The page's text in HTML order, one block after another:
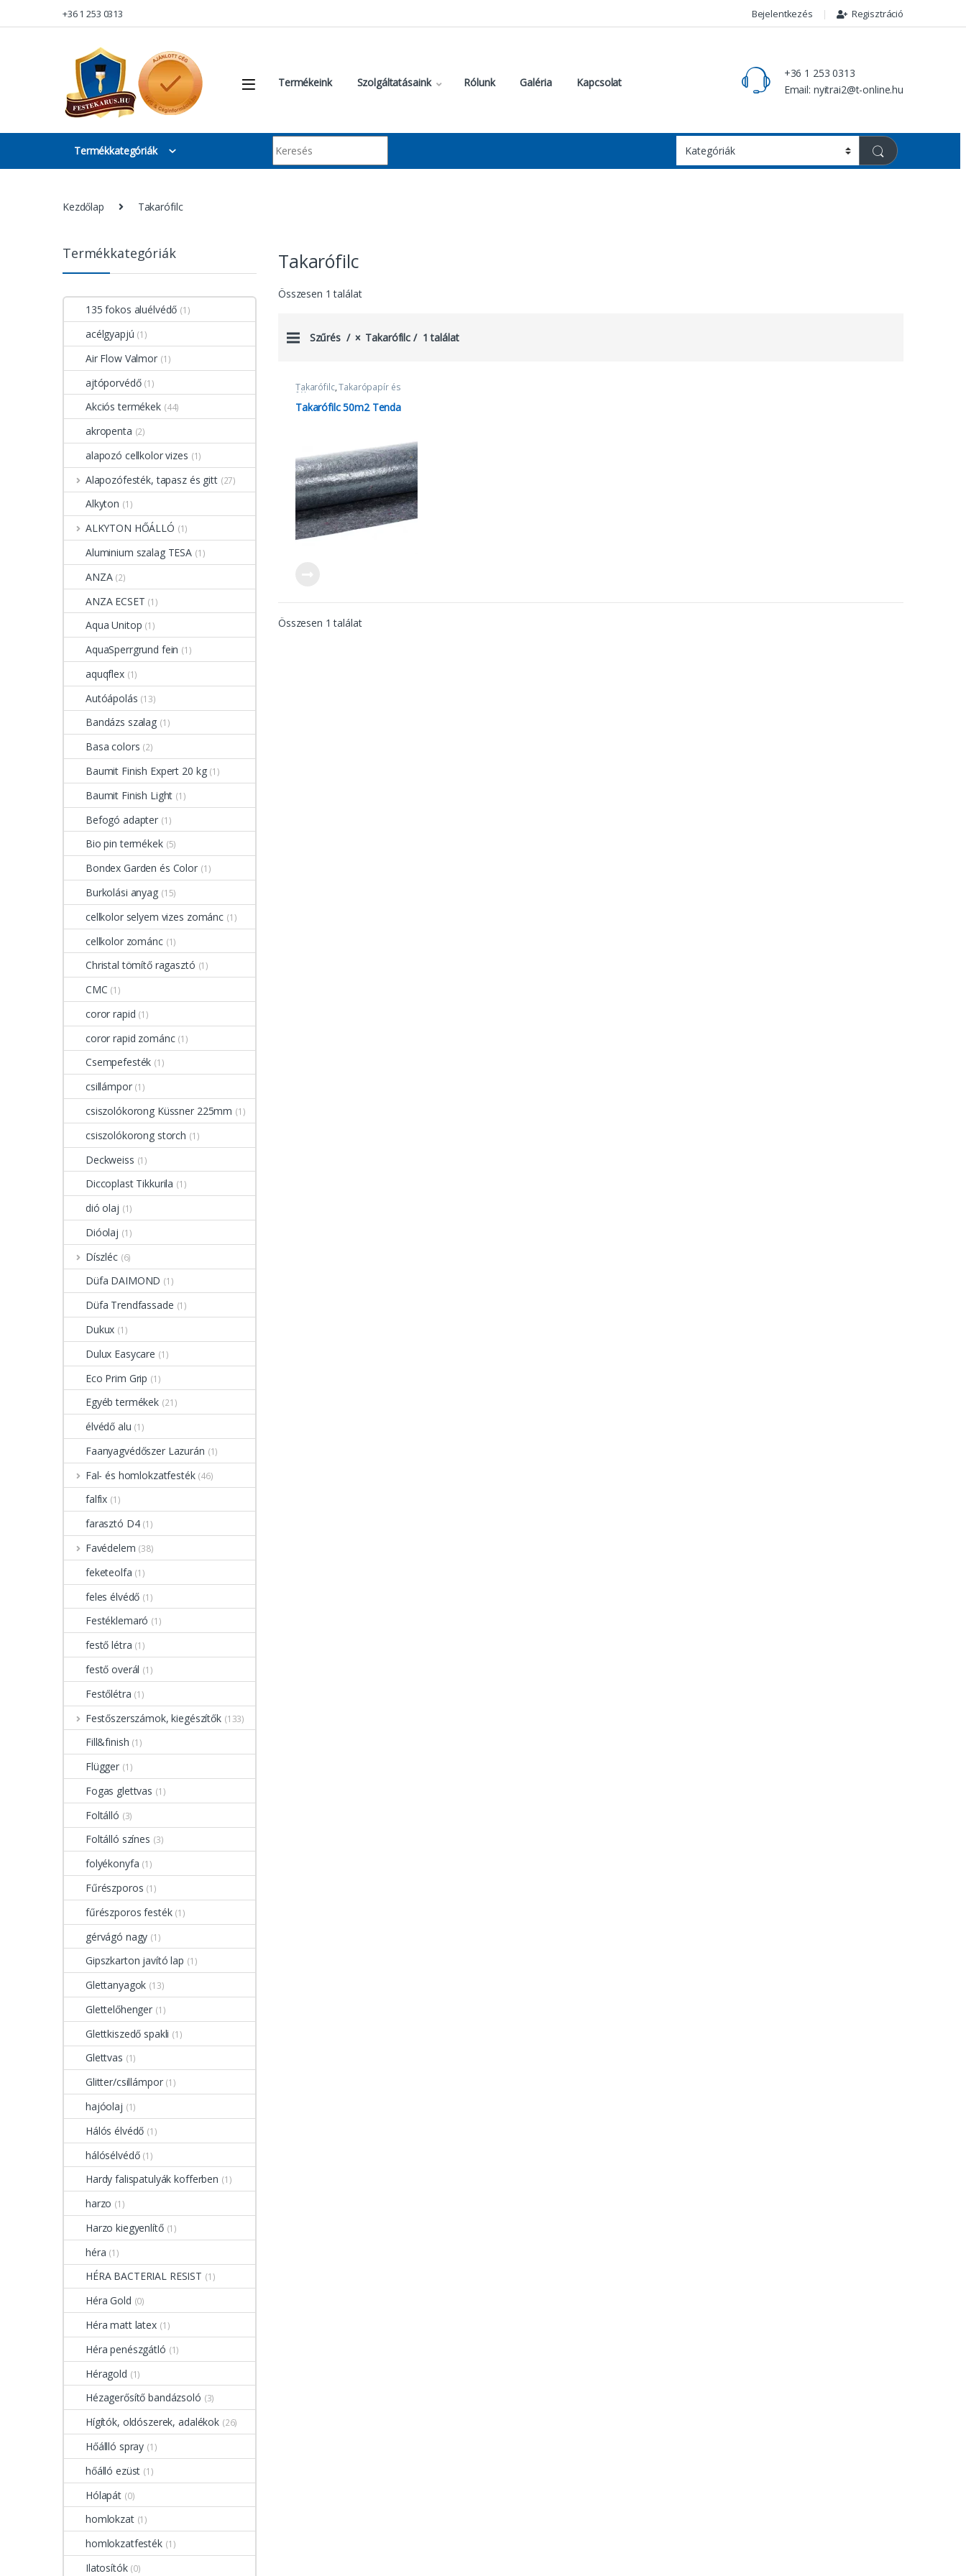
Skip to navigation
Skip to content+36 1 253 0313 Bejelentkezés Regisztráció
Termékeink Szolgáltatásaink Rólunk Galéria Kapcsolat
+36 1 253 0313
Email: nyitrai2@t-online.hu
Termékkategóriák
Kezdőlap Takarófilc
Takarófilc
Összesen 1 találat
Szűrés Takarófilc 1 találat
Takarófilc,Takarópapír és
fólia
Takarófilc 50m2 Tenda
Összesen 1 találat
Termékkategóriák
135 fokos aluélvédő (1)
acélgyapjú (1)
Air Flow Valmor (1)
ajtóporvédő (1)
Akciós termékek (44)
akropenta (2)
alapozó cellkolor vizes (1)
Alapozófesték, tapasz és gitt (27)
Alkyton (1)
ALKYTON HŐÁLLÓ (1)
Aluminium szalag TESA (1)
ANZA (2)
ANZA ECSET (1)
Aqua Unitop (1)
AquaSperrgrund fein (1)
aquqflex (1)
Autóápolás (13)
Bandázs szalag (1)
Basa colors (2)
Baumit Finish Expert 20 kg (1)
Baumit Finish Light (1)
Befogó adapter (1)
Bio pin termékek (5)
Bondex Garden és Color (1)
Burkolási anyag (15)
cellkolor selyem vizes zománc (1)
cellkolor zománc (1)
Christal tömítő ragasztó (1)
CMC (1)
coror rapid (1)
coror rapid zománc (1)
Csempefesték (1)
csillámpor (1)
csiszolókorong Küssner 225mm (1)
csiszolókorong storch (1)
Deckweiss (1)
Diccoplast Tikkurila (1)
dió olaj (1)
Dióolaj (1)
Díszléc (6)
Düfa DAIMOND (1)
Düfa Trendfassade (1)
Dukux (1)
Dulux Easycare (1)
Eco Prim Grip (1)
Egyéb termékek (21)
élvédő alu (1)
Faanyagvédőszer Lazurán (1)
Fal- és homlokzatfesték (46)
falfix (1)
farasztó D4 (1)
Favédelem (38)
feketeolfa (1)
feles élvédő (1)
Festéklemaró (1)
festő létra (1)
festő overál (1)
Festőlétra (1)
Festőszerszámok, kiegészítők (133)
Fill&finish (1)
Flügger (1)
Fogas glettvas (1)
Foltálló (3)
Foltálló színes (3)
folyékonyfa (1)
Fűrészporos (1)
fűrészporos festék (1)
gérvágó nagy (1)
Gipszkarton javító lap (1)
Glettanyagok (13)
Glettelőhenger (1)
Glettkiszedő spakli (1)
Glettvas (1)
Glitter/csillámpor (1)
hajóolaj (1)
Hálós élvédő (1)
hálósélvédő (1)
Hardy falispatulyák kofferben (1)
harzo (1)
Harzo kiegyenlítő (1)
héra (1)
HÉRA BACTERIAL RESIST (1)
Héra Gold (0)
Héra matt latex (1)
Héra penészgátló (1)
Héragold (1)
Hézagerősítő bandázsoló (3)
Hígítók, oldószerek, adalékok (26)
Hőállló spray (1)
hőálló ezüst (1)
Hólapát (0)
homlokzat (1)
homlokzatfesték (1)
Ilatosítók (0)